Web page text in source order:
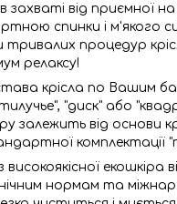
захваті від приємної
спинки і м'якого
тривалих процедур
релаксу!
крісла по Вашим
"диск" або
залежить від основи
комплектації
екошкіра
нормам та